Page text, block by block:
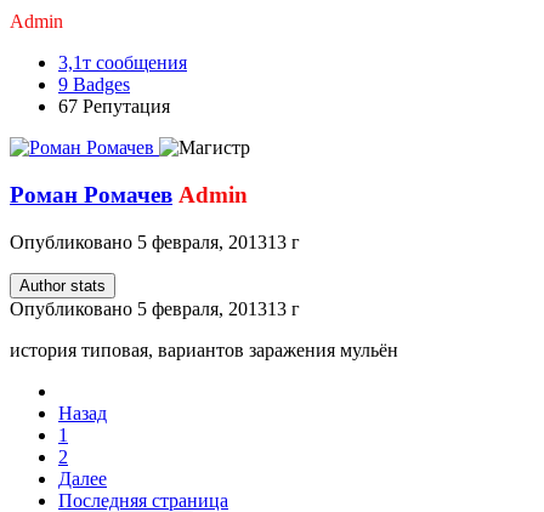
Admin
3,1т сообщения
9 Badges
67 Репутация
Роман Ромачев Admin
Опубликовано 5 февраля, 201313 г
Author stats
Опубликовано 5 февраля, 201313 г
история типовая, вариантов заражения мульён
Назад
1
2
Далее
Последняя страница